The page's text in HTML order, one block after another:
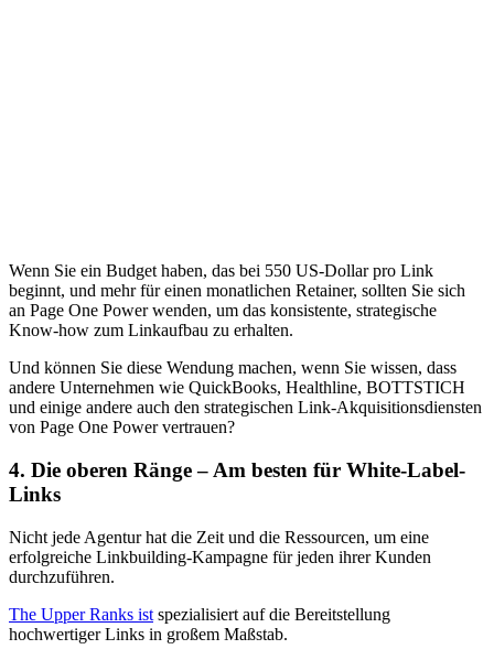
Wenn Sie ein Budget haben, das bei 550 US-Dollar pro Link
beginnt, und mehr für einen monatlichen Retainer, sollten Sie sich
an Page One Power wenden, um das konsistente, strategische
Know-how zum Linkaufbau zu erhalten.
Und können Sie diese Wendung machen, wenn Sie wissen, dass
andere Unternehmen wie QuickBooks, Healthline, BOTTSTICH
und einige andere auch den strategischen Link-Akquisitionsdiensten
von Page One Power vertrauen?
4. Die oberen Ränge – Am besten für White-Label-
Links
Nicht jede Agentur hat die Zeit und die Ressourcen, um eine
erfolgreiche Linkbuilding-Kampagne für jeden ihrer Kunden
durchzuführen.
The Upper Ranks ist spezialisiert auf die Bereitstellung
hochwertiger Links in großem Maßstab.